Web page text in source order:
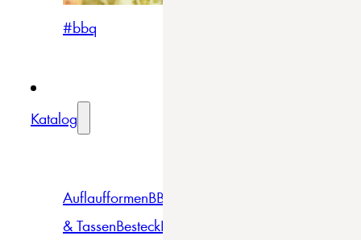
#bbq
Katalog
AuflaufformenBBQ
& TassenBesteckBowls &